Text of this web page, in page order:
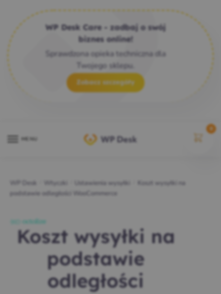
WP Desk Care - zadbaj o swój
biznes online!
Sprawdzona opieka techniczna dla
Twojego sklepu.
Zobacz szczegóły
WP Desk Wtyczki Ustawienia wysyłki
Koszt wysyłki na
podstawie odległości WooCommerce
Koszt wysyłki na
podstawie
odległości